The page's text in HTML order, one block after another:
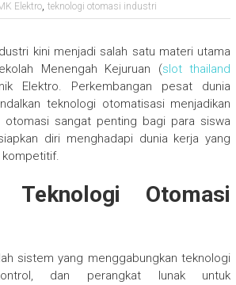
Elektro, teknologi otomasi industri
kini menjadi salah satu materi utama
Menengah Kejuruan (slot thailand
Elektro. Perkembangan pesat dunia
teknologi otomatisasi menjadikan
otomasi sangat penting bagi para siswa
diri menghadapi dunia kerja yang
kompetitif.
Teknologi Otomasi
sistem yang menggabungkan teknologi
dan perangkat lunak untuk